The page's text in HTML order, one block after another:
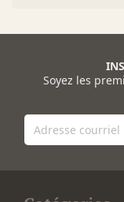
Soyez les